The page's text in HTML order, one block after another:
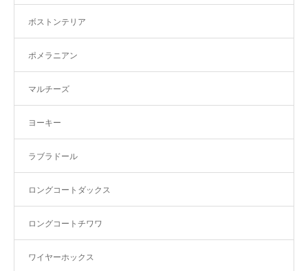
ボストンテリア
ポメラニアン
マルチーズ
ヨーキー
ラブラドール
ロングコートダックス
ロングコートチワワ
ワイヤーホックス